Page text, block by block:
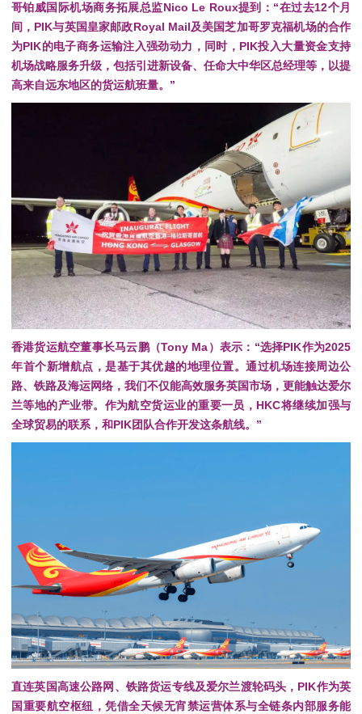
哥铂威国际机场商务拓展总监Nico Le Roux提到：“在过去12个月
间，PIK与英国皇家邮政Royal Mail及美国芝加哥罗克福机场的合作
为PIK的电子商务运输注入强劲动力，同时， PIK投入大量资金支持
机场战略服务升级，包括引进新设备、任命大中华区总经理等，以提
高来自远东地区的货运航班量。”
香港货运航空董事长马云鹏（Tony Ma） 表示：“选择PIK作为2025
年首个新增航点，是基于其优越的地理位置。 通过机场连接周边公
路、铁路及海运网络，我们不仅能高效服务英国市场，更能触达爱尔
兰等地的产业带。 作为航空货运业的重要一员，HKC将继续加强与
全球贸易的联系，和PIK团队合作开发这条航线。”
直连英国高速公路网、铁路货运专线及爱尔兰渡轮码头， PIK作为英
国重要航空枢纽，凭借全天候无宵禁运营体系与全链条内部服务能